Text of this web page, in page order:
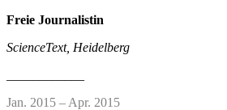
Freie Journalistin
ScienceText, Heidelberg
Jan. 2015 – Apr. 2015